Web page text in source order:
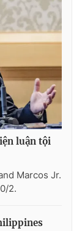
luận tội
Marcos Jr.
2.